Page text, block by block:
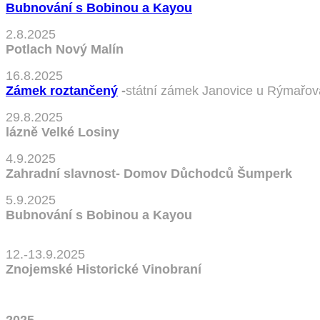
Bubnování s Bobinou a Kayou
2.8.2025
Potlach Nový Malín
16.8.2025
Zámek roztančený -státní zámek Janovice u
29.8.2025
lázně Velké Losiny
4.9.2025
Zahradní slavnost- Domov Důchodců Šumperk
5.9.2025
Bubnování s Bobinou a Kayou
12.-13.9.2025
Znojemské Historické Vinobraní